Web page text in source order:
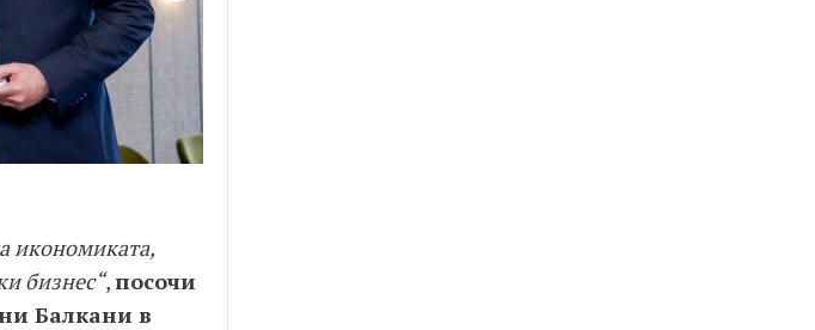
икономиката,
бизнес“,посочи
Балкани в